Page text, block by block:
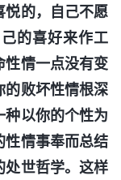
悦的，自己不愿
的喜好来作工
性情一点没有变
的败坏性情根深
种以你的个性为
性情事奉而总结
处世哲学。这样